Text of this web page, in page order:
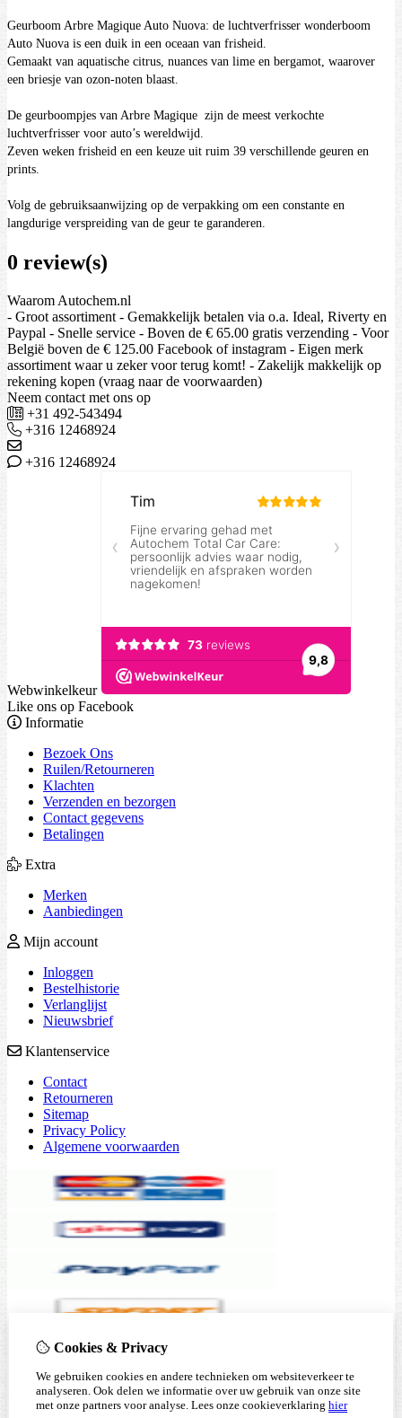
Geurboom Arbre Magique Auto Nuova: de luchtverfrisser wonderboom
Auto Nuova is een duik in een oceaan van frisheid.
Gemaakt van aquatische citrus, nuances van lime en bergamot, waarover
een briesje van ozon-noten blaast.
De geurboompjes van Arbre Magique zijn de meest verkochte
luchtverfrisser voor auto’s wereldwijd.
Zeven weken frisheid en een keuze uit ruim 39 verschillende geuren en
prints.
Volg de gebruiksaanwijzing op de verpakking om een constante en
langdurige verspreiding van de geur te garanderen.
0 review(s)
Waarom Autochem.nl
- Groot assortiment - Gemakkelijk betalen via o.a. Ideal, Riverty en
Paypal - Snelle service - Boven de € 65.00 gratis verzending - Voor
België boven de € 125.00 Facebook of instagram - Eigen merk
assortiment waar u zeker voor terug komt! - Zakelijk makkelijk op
rekening kopen (vraag naar de voorwaarden)
Neem contact met ons op
+31 492-543494
+316 12468924
+316 12468924
Webwinkelkeur
Like ons op Facebook
Informatie
Bezoek Ons
Ruilen/Retourneren
Klachten
Verzenden en bezorgen
Contact gegevens
Betalingen
Extra
Merken
Aanbiedingen
Mijn account
Inloggen
Bestelhistorie
Verlanglijst
Nieuwsbrief
Klantenservice
Contact
Retourneren
Sitemap
Privacy Policy
Algemene voorwaarden
Cookies & Privacy
We gebruiken cookies en andere technieken om websiteverkeer te
analyseren. Ook delen we informatie over uw gebruik van onze site
met onze partners voor analyse. Lees onze cookieverklaring hier